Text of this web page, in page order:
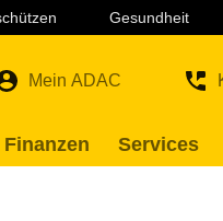
Gesundheit
Mein ADAC
Services